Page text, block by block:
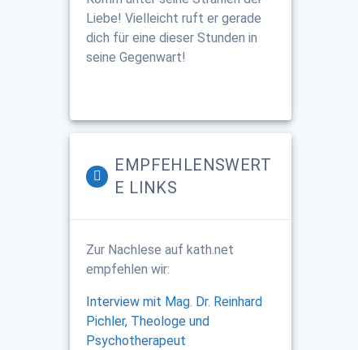
Liebe! Vielleicht ruft er gerade
dich für eine dieser Stunden in
seine Gegenwart!
EMPFEHLENSWERT
E LINKS
Zur Nachlese auf kath.net
empfehlen wir:
Interview mit Mag. Dr. Reinhard
Pichler, Theologe und
Psychotherapeut